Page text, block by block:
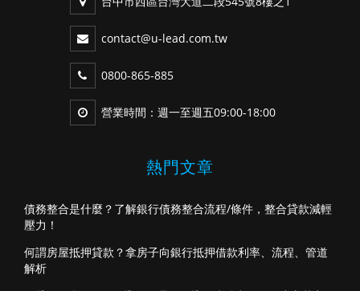
contact@u-lead.com.tw
0800-865-885
營業時間：週一至週五09:00-18:00
熱門文章
債務整合是什麼？了解銀行債務整合流程/條件，整合貸款減輕
壓力！
何謂房屋抵押貸款？拿房子向銀行抵押借款利率、流程、管道
解析